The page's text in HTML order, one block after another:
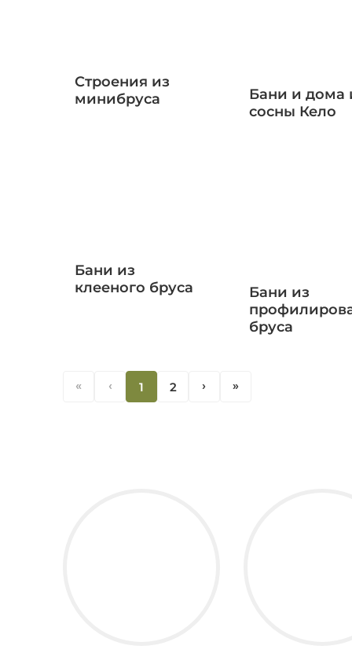
Строения из
минибруса
Бани и дома
сосны Кело
Бани из
клееного бруса
Бани из
бруса
« ‹ 1 2 ‹ «